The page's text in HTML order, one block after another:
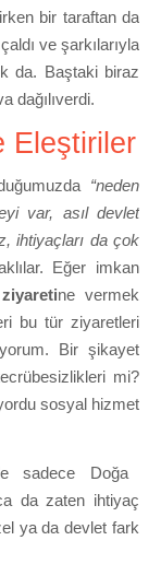
bir taraftan da
ve şarkılarıyla
da. Baştaki biraz
dağılıverdi.
Eleştiriler
“neden
var, asıl devlet
ihtiyaçları da çok
Eğer imkan
ne vermek
bu tür ziyaretleri
Bir şikayet
mi?
sosyal hizmet
sadece Doğa
da zaten ihtiyaç
ya da devlet fark